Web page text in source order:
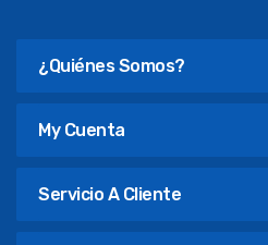
¿Quiénes Somos?
My Cuenta
Servicio A Cliente